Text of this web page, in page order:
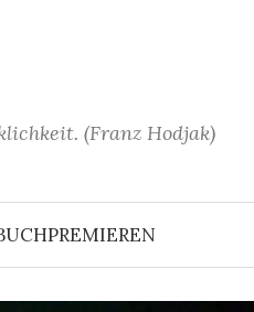
(Franz Hodjak)